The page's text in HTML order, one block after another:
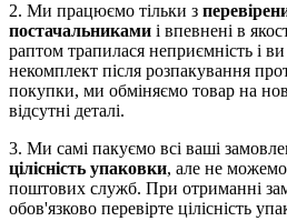
2. Ми працюємо тільки з
постачальниками і впевнені в
раптом трапилася неприємність і
некомплект після розпакування
покупки, ми обміняємо товар на
відсутні деталі.
3. Ми самі пакуємо всі ваші
цілісність упаковки, але не
поштових служб. При отриманні
обов'язково перевірте цілісність